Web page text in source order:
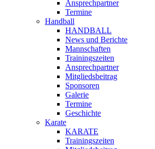
Ansprechpartner
Termine
Handball
HANDBALL
News und Berichte
Mannschaften
Trainingszeiten
Ansprechpartner
Mitgliedsbeitrag
Sponsoren
Galerie
Termine
Geschichte
Karate
KARATE
Trainingszeiten